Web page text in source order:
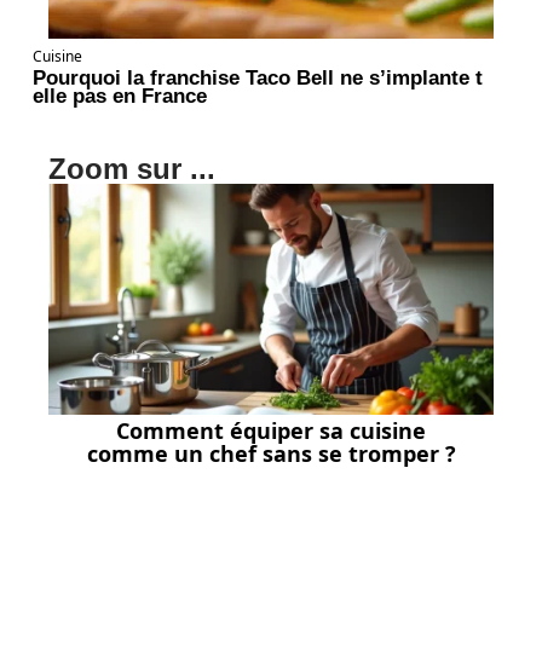
Cuisine
Pourquoi la franchise Taco Bell ne s’implante t
elle pas en France
Zoom sur ...
Comment équiper sa cuisine
comme un chef sans se tromper ?